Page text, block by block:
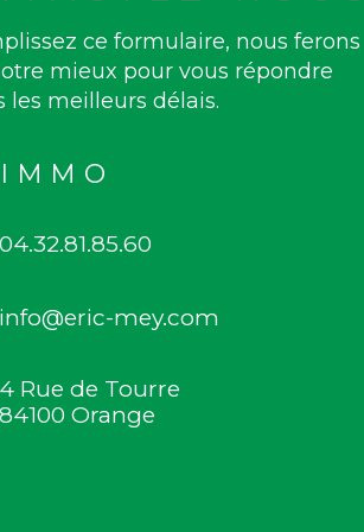
ce formulaire, nous ferons
mieux pour vous répondre
les meilleurs délais.
04.32.81.85.60
info@eric-mey.com
4 Rue de Tourre
84100
Orange